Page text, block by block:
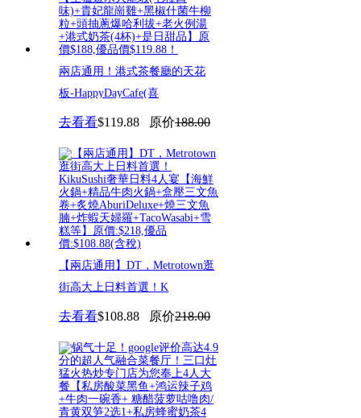
兩店通用！港式茶餐廳的天花
板-HappyDayCafe(喜
去看看$119.88 原价188.00
【兩店通用】DT，Metrotown逛
街高大上日料首選！K
去看看$108.88 原价218.00